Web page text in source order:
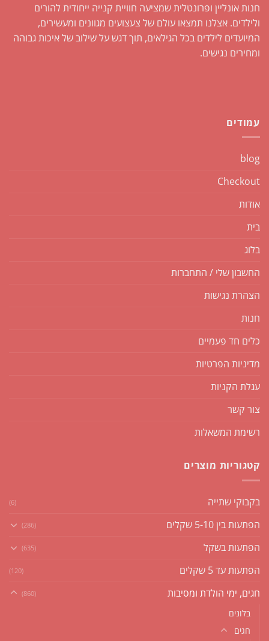
חנות אונליין ופרונטלית שמציעה חוויית קנייה ייחודית להורים
ולילדים. אצלנו תמצאו עולם של צעצועים מגוונים ומעשירים,
המיועדים לילדים בכל הגילאים, תוך דגש על שילוב של איכות גבוהה
ומחירים נגישים.
עמודים
blog
Checkout
אודות
בית
בלוג
החשבון שלי / התחברות
הצהרת נגישות
חנות
כלים חד פעמיים
מדיניות הפרטיות
עגלת הקניות
צור קשר
רשימת המשאלות
קטגוריות מוצרים
בקבוקי שתייה (6)
הפתעות בין 5-10 שקלים (286)
הפתעות בשקל (635)
הפתעות עד 5 שקלים (120)
חגים, ימי הולדת ומסיבות (860)
בלונים
חגים